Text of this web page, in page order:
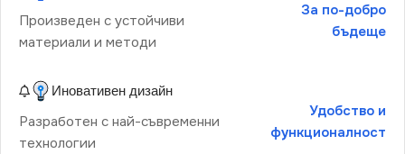
Произведен с устойчиви
материали и методи
За по-добро
бъдеще
Иновативен дизайн
Разработен с най-съвременни
технологии
Удобство и
функционалност